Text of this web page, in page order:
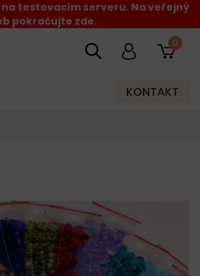
testovacím serveru. Na veřejný
pokračujte zde.
0
KONTAKT